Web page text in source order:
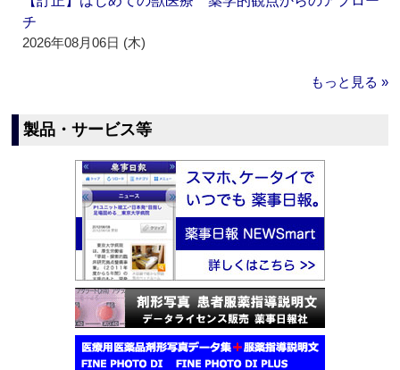
チ
2026年08月06日 (木)
もっと見る »
製品・サービス等